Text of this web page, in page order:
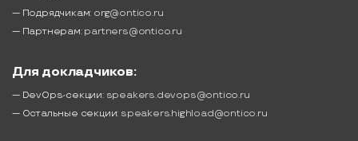
— Подрядчикам: org@ontico.ru
— Партнерам: partners@ontico.ru
Для докладчиков:
— DevOps-секции: speakers.devops@ontico.ru
— Остальные секции: speakers.highload@ontico.ru